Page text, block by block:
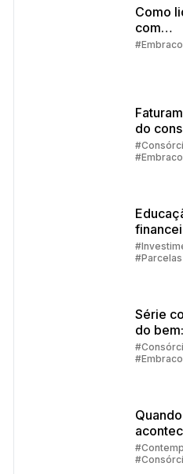
Como
com
do
no
família
Série
do bem:
Quando
no